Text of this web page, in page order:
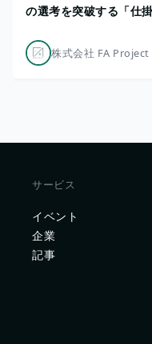
の選考を突破する「仕掛
株式会社 FA Project
サービス
イベント
企業
記事